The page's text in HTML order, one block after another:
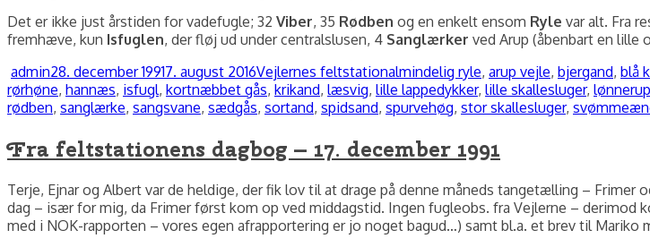
Det er ikke just årstiden for vadefugle; 32 Viber, 35 Rødben og en enkelt ensom Ryle var alt. Fra
fremhæve, kun Isfuglen, der fløj ud under centralslusen, 4 Sanglærker ved Arup (åbenbart en lille
Forfatter
adminUdgivet
28. december 19917. august 2016Kategorier
Vejlernes feltstationTags
almindelig ryle, arup vejle, bjergand, blå
rørhøne, hannæs, isfugl, kortnæbbet gås, krikand, læsvig, lille lappedykker, lille skallesluger,
rødben, sanglærke, sangsvane, sædgås, sortand, spidsand, spurvehøg, stor skallesluger,
Fra feltstationens dagbog – 17. december 1991
Terje, Ejnar og Albert var de heldige, der fik lov til at drage på denne måneds tangetælling –
dag – især for mig, da Frimer først kom op ved middagstid. Ingen fugleobs. fra Vejlerne – derimod
med i NOK-rapporten – vores egen afrapportering er jo noget bagud…) samt bl.a. et brev til Mariko